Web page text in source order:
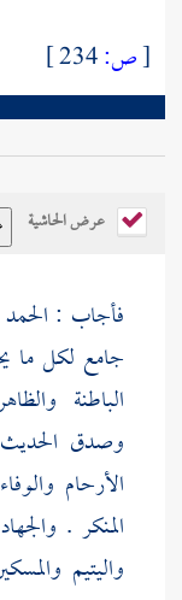
[ص:
عرض الحاشية
فأجاب :
جامع لكل ما
الباطنة
وصدق الحديث
الأرحام
المنكر .
واليتيم